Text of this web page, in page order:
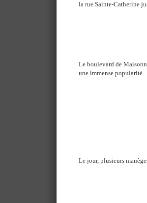
la rue Sainte-Catherine
Le boulevard de
une immense popularité.
Le jour, plusieurs